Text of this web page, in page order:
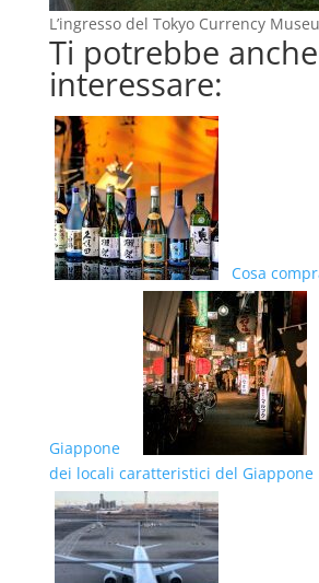
L’ingresso del Tokyo Currency
Ti potrebbe anche
interessare:
Cosa
Giappone
dei locali caratteristici del Giappone